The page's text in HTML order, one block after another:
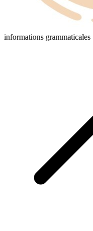
informations grammaticales